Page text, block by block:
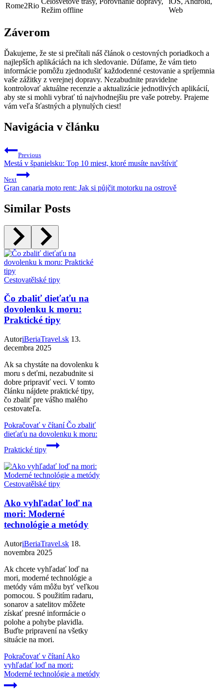
Rome2Rio
Režim offline
Web
Záverom
Ďakujeme, že ste si prečítali náš článok o cestovných poriadkoch a
najlepších aplikáciách na ich sledovanie. Dúfame, že vám tieto
informácie pomôžu zjednodušiť každodenné cestovanie a spríjemnia
vaše zážitky z verejnej dopravy. Nezabudnite pravidelne
kontrolovať aktuálne recenzie a aktualizácie jednotlivých aplikácií,
aby ste si mohli vybrať tú najvhodnejšiu pre vaše potreby. Prajeme
vám veľa šťastných a plynulých ciest!
Navigácia v článku
Previous
Mestá v španielsku: Top 10 miest, ktoré musíte navštíviť
Next
Gran canaria moto rent: Jak si půjčit motorku na ostrově
Similar Posts
Cestovatělské tipy
Čo zbaliť dieťaťu na
dovolenku k moru:
Praktické tipy
AutoriBeriaTravel.sk 13.
decembra 2025
Ak sa chystáte na dovolenku k
moru s deťmi, nezabudnite si
dobre pripraviť veci. V tomto
článku nájdete praktické tipy,
čo zbaliť pre vášho malého
cestovateľa.
Pokračovať v čítaníČo zbaliť
dieťaťu na dovolenku k moru:
Praktické tipy
Cestovatělské tipy
Ako vyhľadať loď na
mori: Moderné
technológie a metódy
AutoriBeriaTravel.sk 18.
novembra 2025
Ak chcete vyhľadať loď na
mori, moderné technológie a
metódy vám môžu byť veľkou
pomocou. S použitím radaru,
sonarov a satelitov môžete
získať presné informácie o
polohe a pohybe plavidla.
Buďte pripravení na všetky
situácie na mori.
Pokračovať v čítaníAko
vyhľadať loď na mori:
Moderné technológie a metódy